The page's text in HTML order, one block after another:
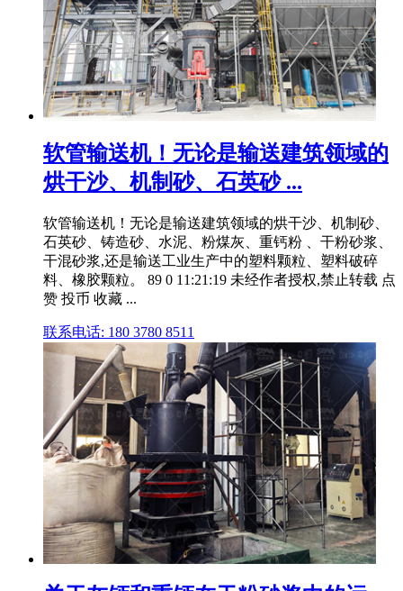
软管输送机！无论是输送建筑领域的
烘干沙、机制砂、石英砂 ...
软管输送机！无论是输送建筑领域的烘干沙、机制砂、
石英砂、铸造砂、水泥、粉煤灰、重钙粉 、干粉砂浆、
干混砂浆,还是输送工业生产中的塑料颗粒、塑料破碎
料、橡胶颗粒。 89 0 11:21:19 未经作者授权,禁止转载 点
赞 投币 收藏 ...
联系电话: 180 3780 8511